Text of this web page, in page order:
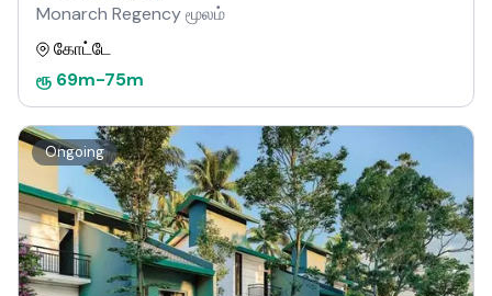
Monarch Regency மூலம்
கோட்டே
ரூ 69m-75m
Ongoing